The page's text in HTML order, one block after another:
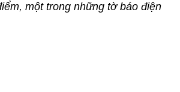
một trong những tờ báo điện